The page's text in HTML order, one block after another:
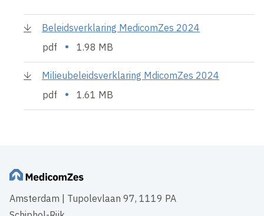
Beleidsverklaring MedicomZes 2024
pdf
• 1.98 MB
Milieubeleidsverklaring MdicomZes 2024
pdf
• 1.61 MB
Amsterdam | Tupolevlaan 97, 1119 PA